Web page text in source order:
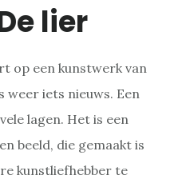
lier
op een kunstwerk van
weer iets nieuws. Een
lagen. Het is een
beeld, die gemaakt is
kunstliefhebber te